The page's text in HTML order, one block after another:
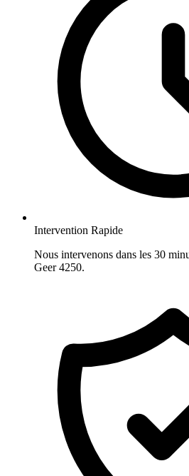
Intervention Rapide
Nous intervenons dans les 30
Geer 4250.